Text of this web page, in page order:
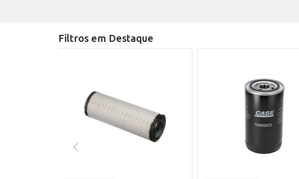
Filtros em Destaque